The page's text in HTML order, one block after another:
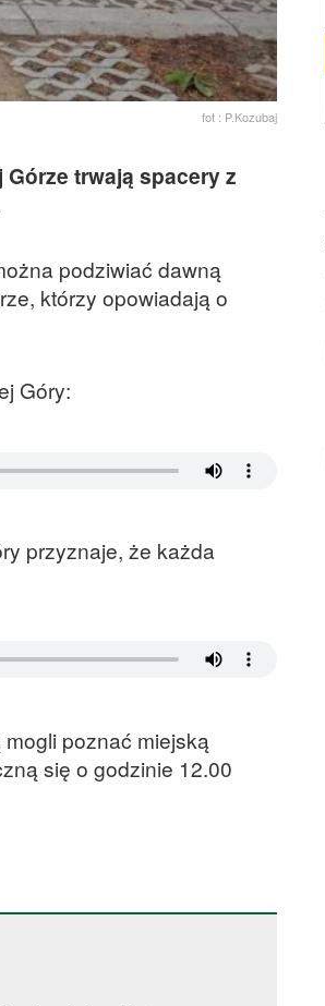
fot : P.Kozubaj
trwają spacery z
podziwiać dawną
którzy opowiadają o
Góry:
przyznaje, że każda
poznać miejską
się o godzinie 12.00